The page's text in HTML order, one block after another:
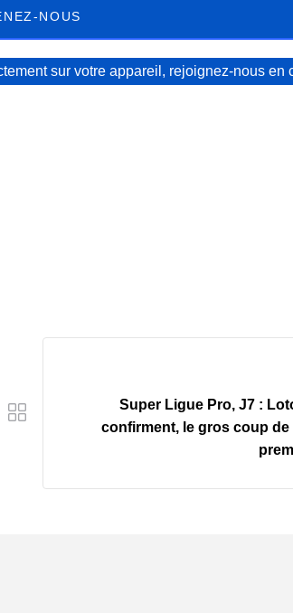
NOUS
sur votre appareil, rejoignez-nous en
Super Ligue Pro, J7 :
confirment, le gros coup de